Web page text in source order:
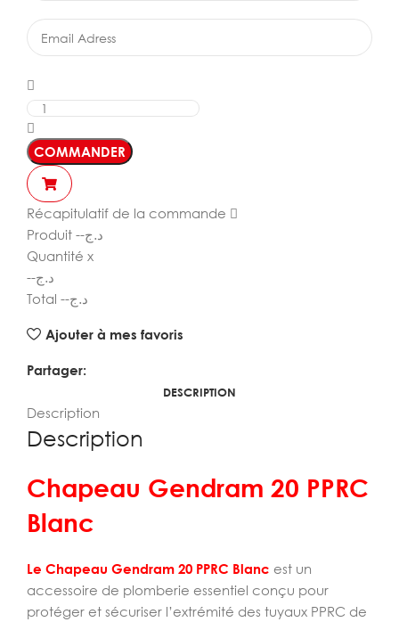
COMMANDER
Récapitulatif de la commande
Produit --د.ج
Quantité x
--د.ج
Total --د.ج
Ajouter à mes favoris
Partager:
DESCRIPTION
Description
Description
Chapeau Gendram 20 PPRC
Blanc
Le Chapeau Gendram 20 PPRC Blanc est un
accessoire de plomberie essentiel conçu pour
protéger et sécuriser l’extrémité des tuyaux PPRC de